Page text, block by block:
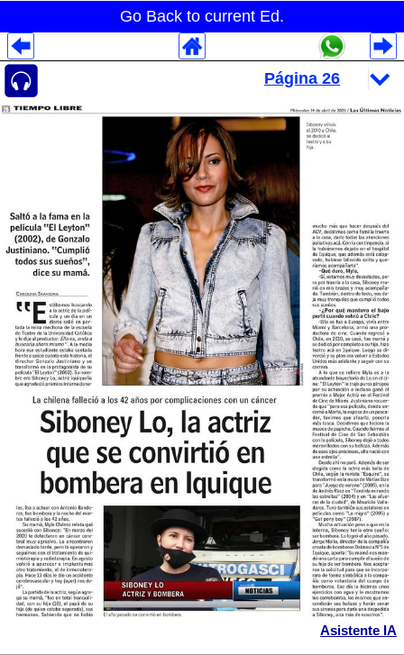
Go Back to current Ed.
Asistente IA
Despliegues Analytics
Despliegues Totales
Despliegues por Rubros